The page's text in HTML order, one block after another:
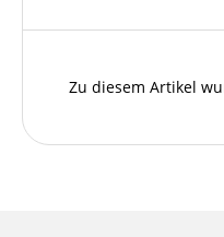
Zu diesem Artikel